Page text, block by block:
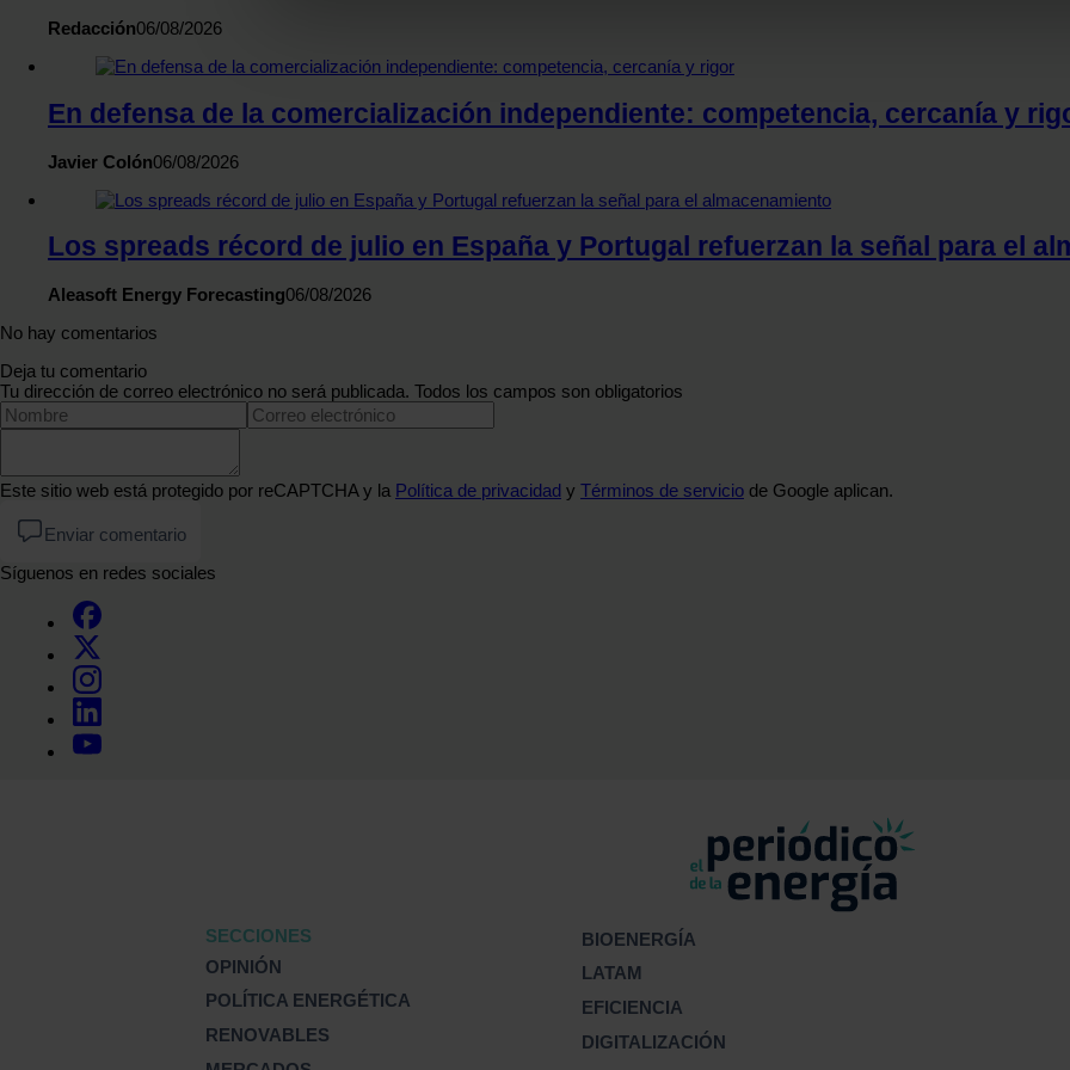
redes sociales, publicidad y análisis web, quienes pueden combinarla con otra información
que hayan recopilado a partir del uso que haya hecho de sus servicios.
Redacción06/08/2026
En defensa de la comercialización independiente: competencia, cercanía y
Javier Colón06/08/2026
Los spreads récord de julio en España y Portugal refuerzan la señal para el
Aleasoft Energy Forecasting06/08/2026
No hay comentarios
Deja tu comentario
Tu dirección de correo electrónico no será publicada. Todos los campos son obligatorios
Este sitio web está protegido por reCAPTCHA y la Política de privacidad y Términos de servicio de Google aplican.
Enviar comentario
Síguenos en redes sociales
SECCIONES
OPINIÓN
POLÍTICA ENERGÉTICA
RENOVABLES
BIOENERGÍA
LATAM
EFICIENCIA
DIGITALIZACIÓN